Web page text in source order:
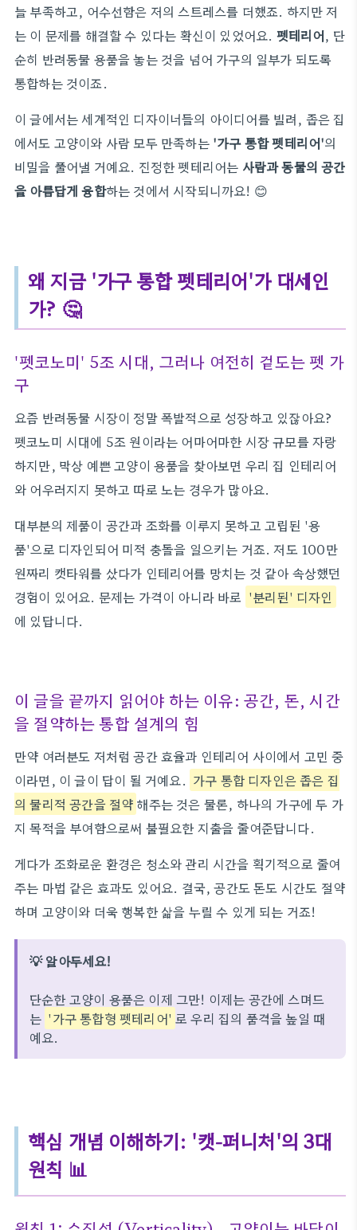
늘 부족하고, 어수선함은 저의 스트레스를 더했죠. 하지만 저
는 이 문제를 해결할 수 있다는 확신이 있었어요. 펫테리어, 단
순히 반려동물 용품을 놓는 것을 넘어 가구의 일부가 되도록
통합하는 것이죠.
이 글에서는 세계적인 디자이너들의 아이디어를 빌려, 좁은 집
에서도 고양이와 사람 모두 만족하는 '가구 통합 펫테리어'의
비밀을 풀어낼 거예요. 진정한 펫테리어는 사람과 동물의 공간
을 아름답게 융합하는 것에서 시작되니까요! 😊
왜 지금 '가구 통합 펫테리어'가 대세인
가? 🤔
'펫코노미' 5조 시대, 그러나 여전히 겉도는 펫 가
구
요즘 반려동물 시장이 정말 폭발적으로 성장하고 있잖아요?
펫코노미 시대에 5조 원이라는 어마어마한 시장 규모를 자랑
하지만, 막상 예쁜 고양이 용품을 찾아보면 우리 집 인테리어
와 어우러지지 못하고 따로 노는 경우가 많아요.
대부분의 제품이 공간과 조화를 이루지 못하고 고립된 '용
품'으로 디자인되어 미적 충돌을 일으키는 거죠. 저도 100만
원짜리 캣타워를 샀다가 인테리어를 망치는 것 같아 속상했던
경험이 있어요. 문제는 가격이 아니라 바로 '분리된' 디자인
에 있답니다.
이 글을 끝까지 읽어야 하는 이유: 공간, 돈, 시간
을 절약하는 통합 설계의 힘
만약 여러분도 저처럼 공간 효율과 인테리어 사이에서 고민 중
이라면, 이 글이 답이 될 거예요. 가구 통합 디자인은 좁은 집
의 물리적 공간을 절약 해주는 것은 물론, 하나의 가구에 두 가
지 목적을 부여함으로써 불필요한 지출을 줄여준답니다.
게다가 조화로운 환경은 청소와 관리 시간을 획기적으로 줄여
주는 마법 같은 효과도 있어요. 결국, 공간도 돈도 시간도 절약
하며 고양이와 더욱 행복한 삶을 누릴 수 있게 되는 거죠!
💡 알아두세요!
단순한 고양이 용품은 이제 그만! 이제는 공간에 스며드
는 '가구 통합형 펫테리어' 로 우리 집의 품격을 높일 때
예요.
핵심 개념 이해하기: '캣-퍼니처'의 3대
원칙 📊